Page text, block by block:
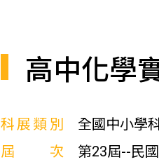
高中化學
科展類別
全國中小學
屆次
第23屆--民